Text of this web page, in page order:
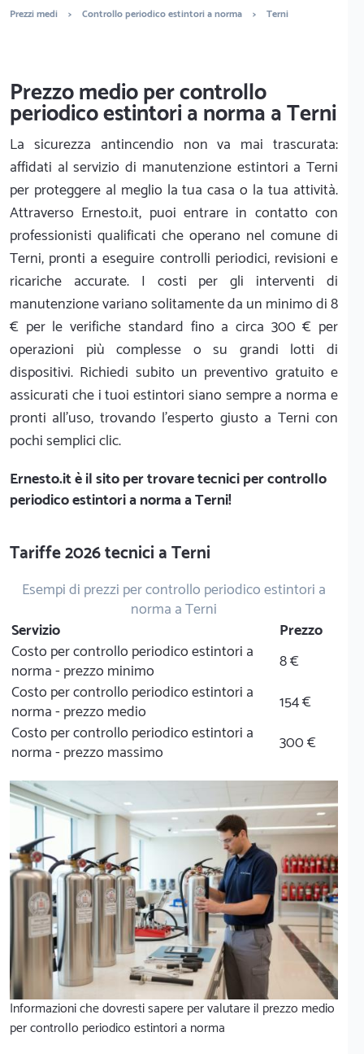
Prezzi medi > Controllo periodico estintori a norma > Terni
Prezzo medio per controllo
periodico estintori a norma a Terni
La sicurezza antincendio non va mai trascurata:
affidati al servizio di manutenzione estintori a Terni
per proteggere al meglio la tua casa o la tua attività.
Attraverso Ernesto.it, puoi entrare in contatto con
professionisti qualificati che operano nel comune di
Terni, pronti a eseguire controlli periodici, revisioni e
ricariche accurate. I costi per gli interventi di
manutenzione variano solitamente da un minimo di 8
€ per le verifiche standard fino a circa 300 € per
operazioni più complesse o su grandi lotti di
dispositivi. Richiedi subito un preventivo gratuito e
assicurati che i tuoi estintori siano sempre a norma e
pronti all'uso, trovando l'esperto giusto a Terni con
pochi semplici clic.
Ernesto.itè il sito per trovare tecnici per controllo
periodico estintori a norma a Terni!
Tariffe 2026 tecnici a Terni
Esempi di prezzi per controllo periodico estintori a
norma a Terni
Servizio
Prezzo
Costo per controllo periodico estintori a
norma - prezzo minimo
8 €
Costo per controllo periodico estintori a
norma - prezzo medio
154 €
Costo per controllo periodico estintori a
norma - prezzo massimo
300 €
Informazioni che dovresti sapere per valutare il prezzo medio
per controllo periodico estintori a norma